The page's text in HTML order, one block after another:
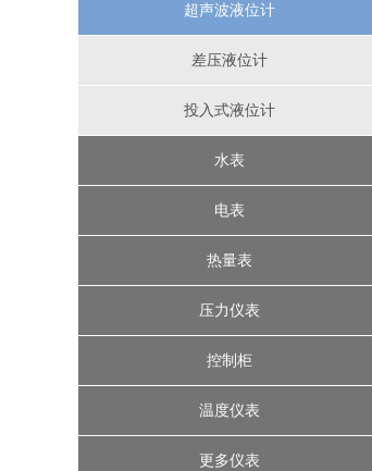
节流装置
涡街流量计
电磁流量计
超声波液位计
差压液位计
投入式液位计
水表
水控机
远传水表
IC卡智能水表
机械式水表
电表
三相电表
单相电表
一卡通水电表
热量表
机械式热量表
IC卡预付费热量表
超声波热量表
压力仪表
压力表
精密数字压力计
压力变送器
控制柜
智能压力控制器
楼宇控制系统
温度仪表
更多仪表